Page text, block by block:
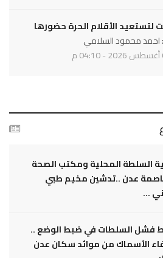
لتستعيد الأقلام الحرة حضورها
احمد محمود السلامي
السلطة المحلية ومكتب الصحة
عدن ..تدشين مخيم طبي
...
فشل السلطات في ضبط الوضع ..
الأسماك من موائد سكان عدن